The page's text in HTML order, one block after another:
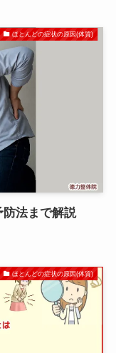
ほとんどの症状の原因(体質)
法まで解説
ほとんどの症状の原因(体質)